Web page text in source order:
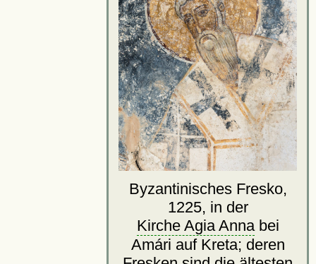
Byzantinisches Fresko,
1225, in der
Kirche Agia Annabei
Amári auf Kreta; deren